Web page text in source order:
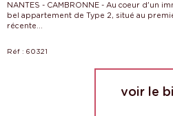
NANTES - CAMBRONNE - Au coeur d'un
bel appartement de Type 2, situé au
récente...
Réf : 60321
voir le